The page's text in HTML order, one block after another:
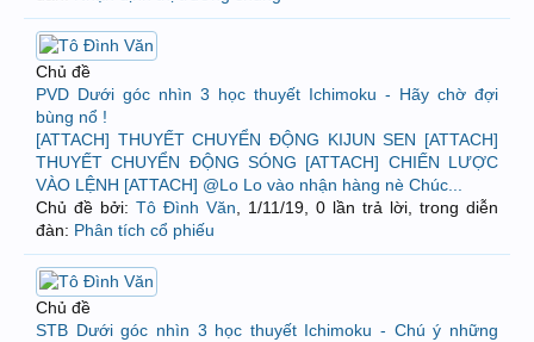
Chủ đề
PVD Dưới góc nhìn 3 học thuyết Ichimoku - Hãy chờ đợi
bùng nổ !
[ATTACH] THUYẾT CHUYỂN ĐỘNG KIJUN SEN [ATTACH]
THUYẾT CHUYỂN ĐỘNG SÓNG [ATTACH] CHIẾN LƯỢC
VÀO LỆNH [ATTACH] @Lo Lo vào nhận hàng nè Chúc...
Chủ đề bởi: Tô Đình Văn 1/11/19 , 0 lần trả lời, trong diễn
đàn: Phân tích cổ phiếu
Chủ đề
STB Dưới góc nhìn 3 học thuyết Ichimoku - Chú ý những